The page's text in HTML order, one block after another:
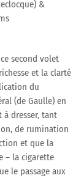
&
second volet
et la clarté
du
(de Gaulle) en
dresser, tant
de rumination
et que la
– la cigarette
le passage aux